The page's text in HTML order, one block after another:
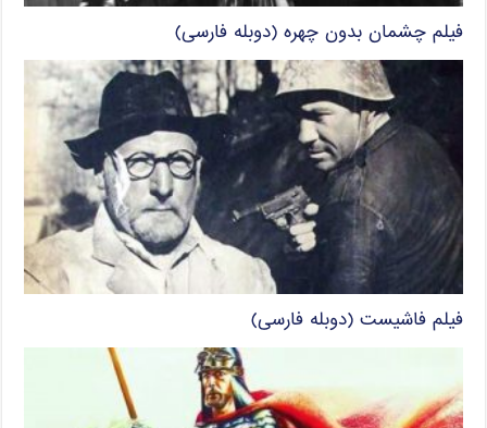
فیلم چشمان بدون چهره (دوبله فارسی)
فیلم فاشیست (دوبله فارسی)